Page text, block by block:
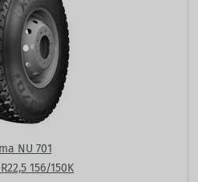
NU 701
156/150K